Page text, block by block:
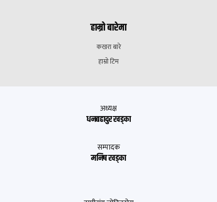
हाम्रो बारेमा
कखरा बारे
हाम्रो टिम
अध्यक्ष
धनबहादुर खड्का
सम्पादक
मनिष खड्का